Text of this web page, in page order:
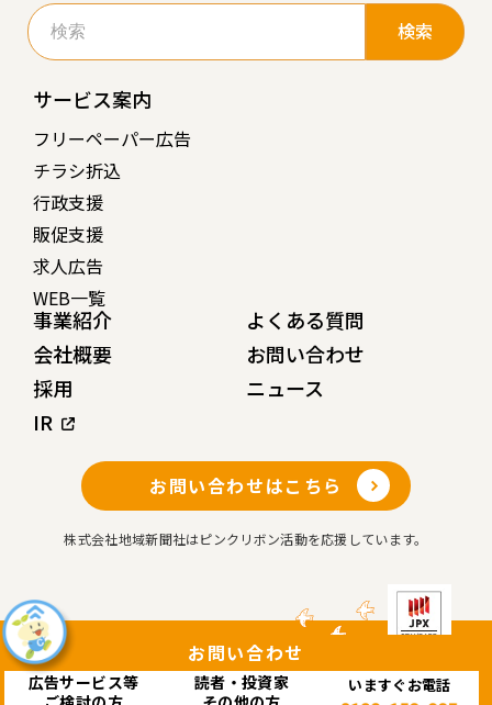
検
索:
サービス案内
フリーペーパー広告
チラシ折込
行政支援
販促支援
求人広告
WEB一覧
事業紹介
会社概要
採用
IR
よくある質問
お問い合わせ
ニュース
お問い合わせはこちら
株式会社地域新聞社はピンクリボン活動を応援しています。
Copyright© 株式会社 地域新聞社 All rights reserved.
お問い合わせ
広告サービス等
読者・投資家
いますぐお電話